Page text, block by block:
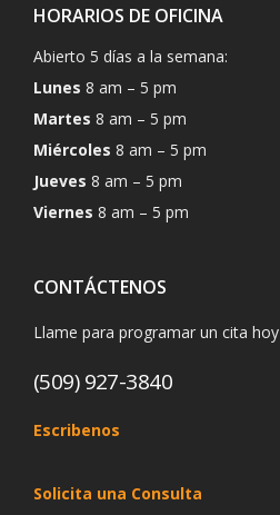
HORARIOS DE OFICINA
Abierto 5 días a la semana:
Lunes 8 am – 5 pm
Martes 8 am – 5 pm
Miércoles 8 am – 5 pm
Jueves 8 am – 5 pm
Viernes 8 am – 5 pm
CONTÁCTENOS
Llame para programar un cita hoy
(509) 927-3840
Escribenos
Solicita una Consulta